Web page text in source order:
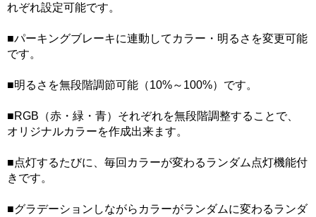
れぞれ設定可能です。
■パーキングブレーキに連動してカラー・明るさを変更可能
です。
■明るさを無段階調節可能（10%～100%）です。
■RGB（赤・緑・青）それぞれを無段階調整することで、
オリジナルカラーを作成出来ます。
■点灯するたびに、毎回カラーが変わるランダム点灯機能付
きです。
■グラデーションしながらカラーがランダムに変わるランダ